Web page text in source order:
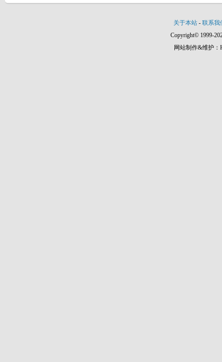
关于本站 - 联系我
Copyright© 1999-
网站制作&维护